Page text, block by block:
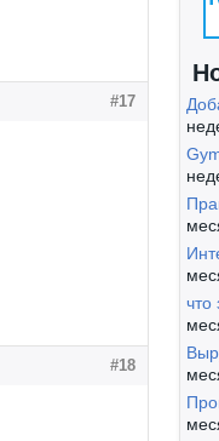
#17
#18
что